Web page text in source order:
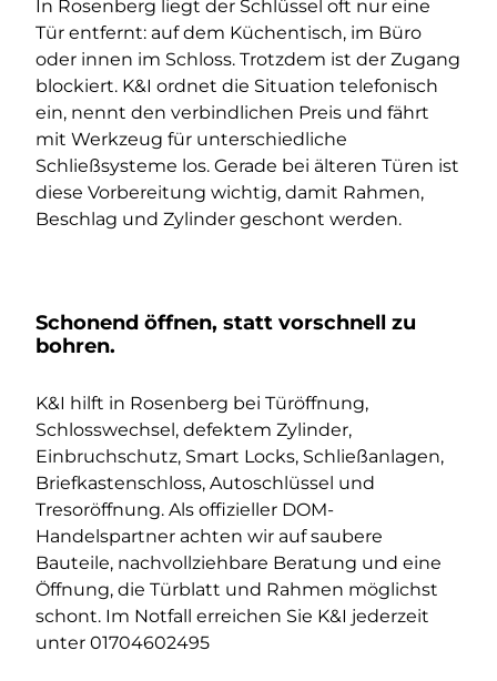
In Rosenberg liegt der Schlüssel oft nur eine
Tür entfernt: auf dem Küchentisch, im Büro
oder innen im Schloss. Trotzdem ist der Zugang
blockiert. K&I ordnet die Situation telefonisch
ein, nennt den verbindlichen Preis und fährt
mit Werkzeug für unterschiedliche
Schließsysteme los. Gerade bei älteren Türen ist
diese Vorbereitung wichtig, damit Rahmen,
Beschlag und Zylinder geschont werden.
Schonend öffnen, statt vorschnell zu
bohren.
K&I hilft in Rosenberg bei Türöffnung,
Schlosswechsel, defektem Zylinder,
Einbruchschutz, Smart Locks, Schließanlagen,
Briefkastenschloss, Autoschlüssel und
Tresoröffnung. Als offizieller DOM-
Handelspartner achten wir auf saubere
Bauteile, nachvollziehbare Beratung und eine
Öffnung, die Türblatt und Rahmen möglichst
schont. Im Notfall erreichen Sie K&I jederzeit
unter01704602495